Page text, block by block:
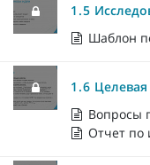
1.5
Шаблон
1.6
Вопросы
Отчет по